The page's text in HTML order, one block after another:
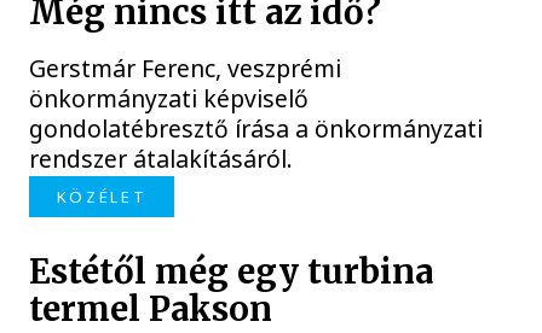
Még nincs itt az idő?
Gerstmár Ferenc, veszprémi
önkormányzati képviselő
gondolatébresztő írása a önkormányzati
rendszer átalakításáról.
KÖZÉLET
Estétől még egy turbina
termel Pakson